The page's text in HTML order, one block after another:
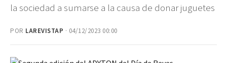
la sociedad a sumarse a la causa de donar juguetes
POR LAREVISTAP · 04/12/2023 00:00